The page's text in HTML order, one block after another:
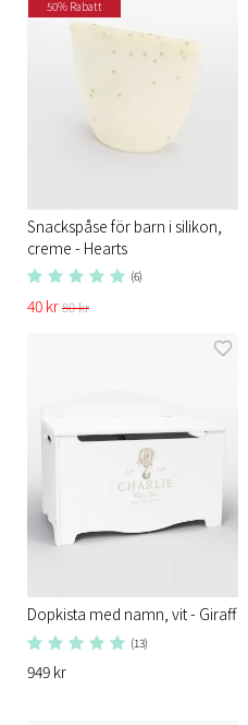
50% Rabatt
Snackspåse för barn i silikon,
creme - Hearts
(6)
40 kr80 kr
Dopkista med namn, vit - Giraff
(13)
949 kr